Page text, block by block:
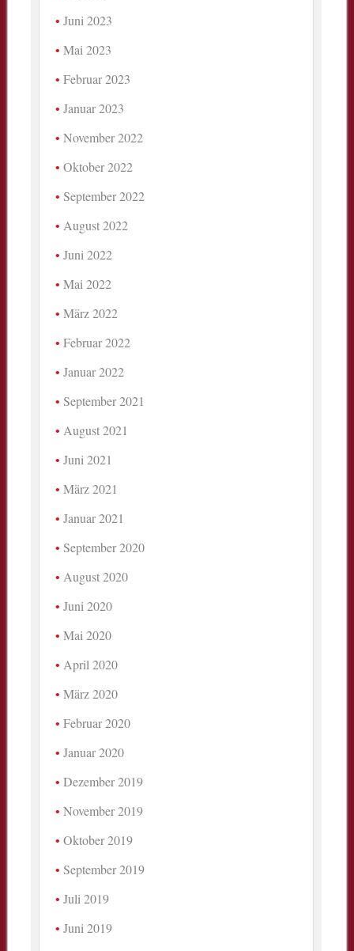
Juni 2023
Mai 2023
Februar 2023
Januar 2023
November 2022
Oktober 2022
September 2022
August 2022
Juni 2022
Mai 2022
März 2022
Februar 2022
Januar 2022
September 2021
August 2021
Juni 2021
März 2021
Januar 2021
September 2020
August 2020
Juni 2020
Mai 2020
April 2020
März 2020
Februar 2020
Januar 2020
Dezember 2019
November 2019
Oktober 2019
September 2019
Juli 2019
Juni 2019